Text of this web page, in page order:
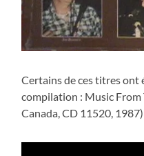
Certains de ces titres ont
compilation : Music
Canada, CD 11520, 1987)